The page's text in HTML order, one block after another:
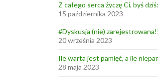
Z całego serca życzę Ci, byś dziś:
15 października 2023
#Dyskusja (nie)
20 września 2023
Ile warta jest pamięć, a ile
28 maja 2023